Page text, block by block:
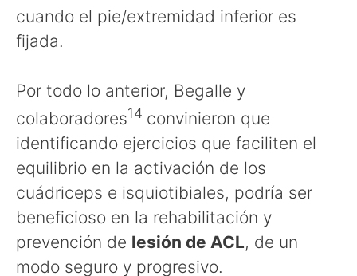
cuando el pie/extremidad inferior es
fijada.
Por todo lo anterior, Begalle y
colaboradores14 convinieron que
identificando ejercicios que faciliten el
equilibrio en la activación de los
cuádriceps e isquiotibiales, podría ser
beneficioso en la rehabilitación y
prevención de lesión de ACL, de un
modo seguro y progresivo.